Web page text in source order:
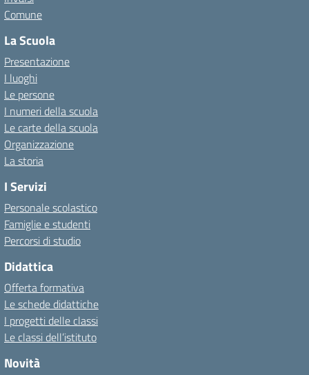
Comune
La Scuola
Presentazione
I luoghi
Le persone
I numeri della scuola
Le carte della scuola
Organizzazione
La storia
I Servizi
Personale scolastico
Famiglie e studenti
Percorsi di studio
Didattica
Offerta formativa
Le schede didattiche
I progetti delle classi
Le classi dell’istituto
Novità